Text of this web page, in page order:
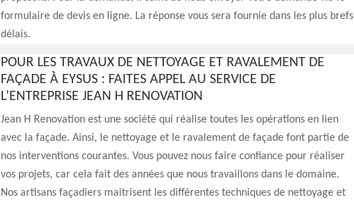
formulaire de devis en ligne. La réponse vous sera fournie dans les plus brefs
délais.
POUR LES TRAVAUX DE NETTOYAGE ET RAVALEMENT DE
FAÇADE À EYSUS : FAITES APPEL AU SERVICE DE
L’ENTREPRISE JEAN H RENOVATION
Jean H Renovation est une société qui réalise toutes les opérations en lien
avec la façade. Ainsi, le nettoyage et le ravalement de façade font partie de
nos interventions courantes. Vous pouvez nous faire confiance pour réaliser
vos projets, car cela fait des années que nous travaillons dans le domaine.
Nos artisans façadiers maitrisent les différentes techniques de nettoyage et